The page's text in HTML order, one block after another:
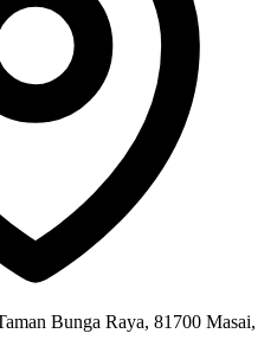
Bunga Raya, 81700 Masai,